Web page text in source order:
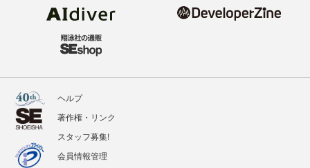
ヘルプ
著作権・リンク
スタッフ募集!
会員情報管理